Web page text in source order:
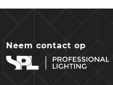
Neem contact op